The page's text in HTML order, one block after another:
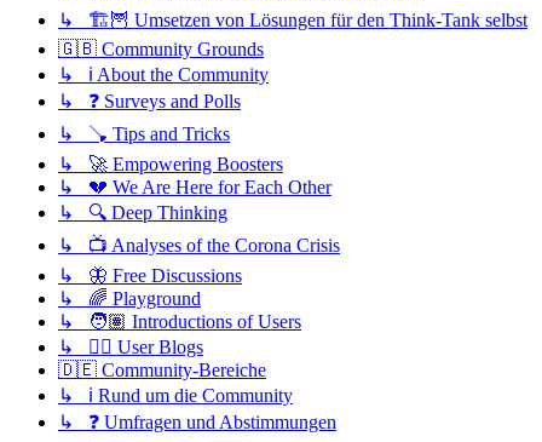
↳ 🏗️🦉 Umsetzen von Lösungen für den Think-Tank selbst
🇬🇧 Community Grounds
↳ ℹ️ About the Community
↳ ❓ Surveys and Polls
↳ 🪠 Tips and Tricks
↳ 🚀 Empowering Boosters
↳ 💔 We Are Here for Each Other
↳ 🔍 Deep Thinking
↳ 📺 Analyses of the Corona Crisis
↳ 🦋 Free Discussions
↳ 🌈 Playground
↳ 🧑🏽 Introductions of Users
↳ ✍🏽 User Blogs
🇩🇪 Community-Bereiche
↳ ℹ️ Rund um die Community
↳ ❓ Umfragen und Abstimmungen